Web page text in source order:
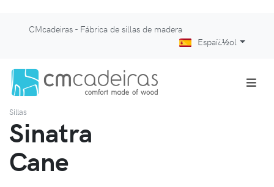
CMcadeiras - Fábrica de sillas de madera
Espaï¿½ol
Sillas
Sinatra
Cane